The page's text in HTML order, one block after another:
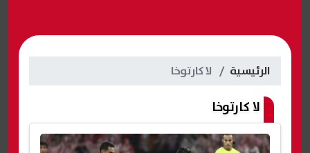
الرئيسية لا كارتوخا
لا كارتوخا